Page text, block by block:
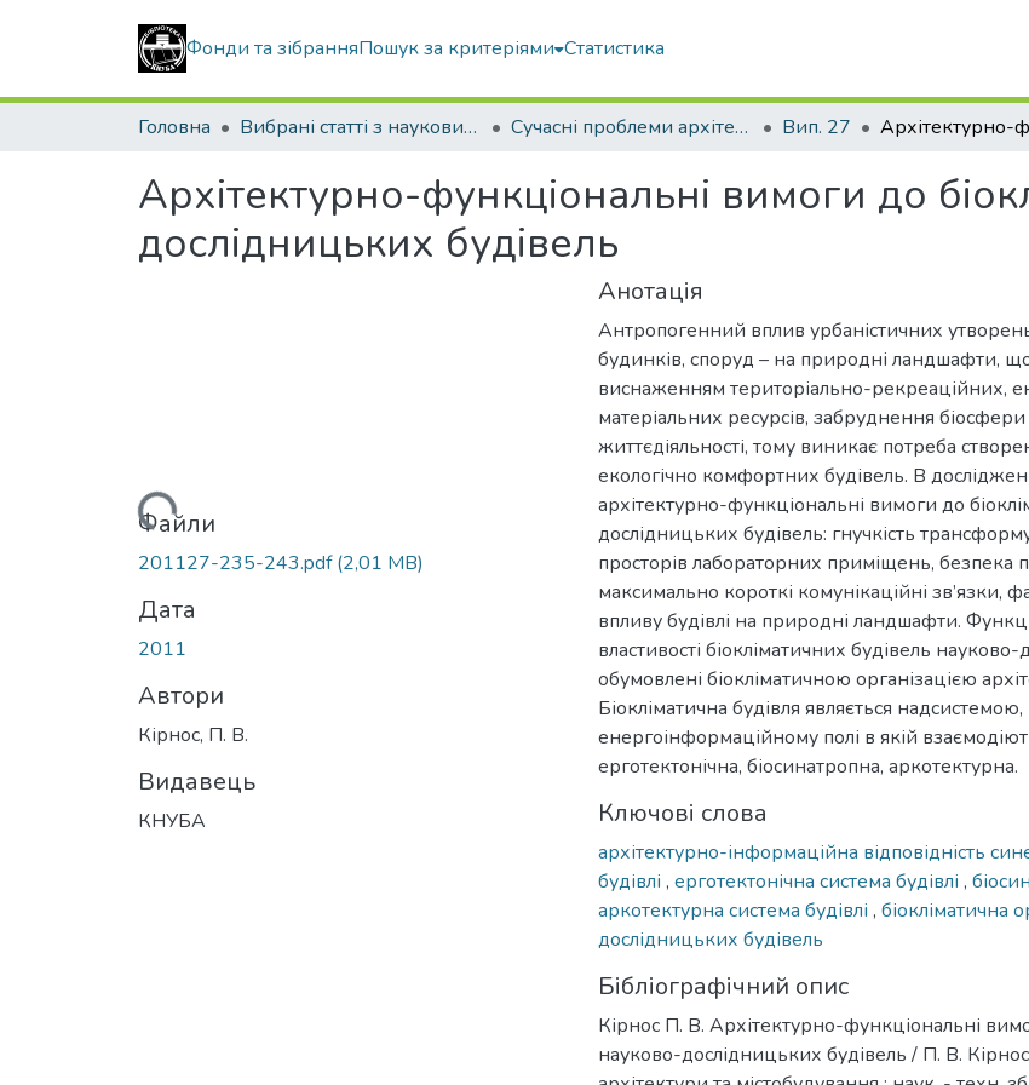
Фонди та зібранняПошук за критеріями Статистика
Головна Вибрані статті з наукових збірників КНУБА Сучасні проблеми архітектури та містобудування Вип. 27
Архітектурно-функціональні вимоги до
дослідницьких будівель
Вантажиться...
Файли
201127-235-243.pdf(2,01 MB)
Дата
2011
Автори
Кірнос, П. В.
Видавець
КНУБА
Анотація
Антропогенний вплив урбаністичних
будинків, споруд – на природні ландшафти,
виснаженням територіально-рекреаційних,
матеріальних ресурсів, забруднення
життєдіяльності, тому виникає потреба
екологічно комфортних будівель. В
архітектурно-функціональні вимоги до
дослідницьких будівель: гнучкість
просторів лабораторних приміщень, безпека
максимально короткі комунікаційні зв’язки,
впливу будівлі на природні ландшафти.
властивості біокліматичних будівель
обумовлені біокліматичною організацією
Біокліматична будівля являється надсистемою,
енергоінформаційному полі в якій
ерготектонічна, біосинатропна, аркотектурна.
Ключові слова
архітектурно-інформаційна відповідність
будівлі , ерготектонічна система будівлі ,
аркотектурна система будівлі , біокліматична
дослідницьких будівель
Бібліографічний опис
Кірнос П. В. Архітектурно-функціональні
науково-дослідницьких будівель / П. В.